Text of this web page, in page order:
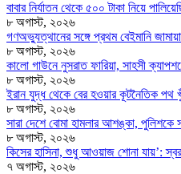
বাবার নির্যাতন থেকে ৫০০ টাকা নিয়ে
৮ অগাস্ট, ২০২৬
গণঅভ্যুত্থানের সঙ্গে প্রথম বেইমানি
৮ অগাস্ট, ২০২৬
কালো গাউনে নুসরাত ফারিয়া, সাহসী
৮ অগাস্ট, ২০২৬
ইরান যুদ্ধ থেকে বের হওয়ার কূটনৈতিক পথ
৮ অগাস্ট, ২০২৬
সারা দেশে বোমা হামলার আশঙ্কা, পুলিশকে
৮ অগাস্ট, ২০২৬
কিসের হাসিনা, শুধু আওয়াজ শোনা যায়’:
৭ অগাস্ট, ২০২৬